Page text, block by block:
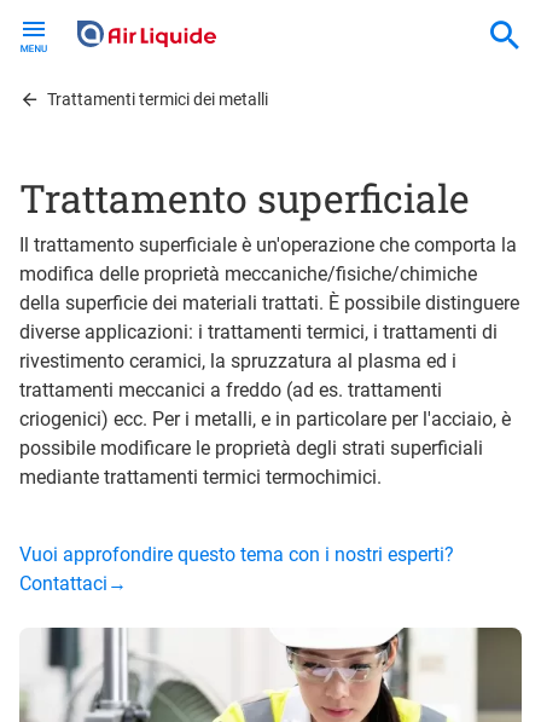
contentTrattamenti termici dei metalli
Trattamento superficiale
Il trattamento superficiale è un'operazione che comporta la
modifica delle proprietà meccaniche/fisiche/chimiche
della superficie dei materiali trattati. È possibile distinguere
diverse applicazioni: i trattamenti termici, i trattamenti di
rivestimento ceramici, la spruzzatura al plasma ed i
trattamenti meccanici a freddo (ad es. trattamenti
criogenici) ecc. Per i metalli, e in particolare per l'acciaio, è
possibile modificare le proprietà degli strati superficiali
mediante trattamenti termici termochimici.
Vuoi approfondire questo tema con i nostri esperti?
Contattaci→